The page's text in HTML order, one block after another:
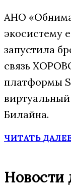
АНО
экосистему
запустила
связь
платформы
Билайна.
ЧИТАТЬ
Новости